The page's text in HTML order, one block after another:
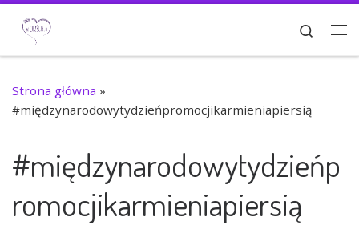
Przejdź do treści
Search
Strona główna »
#międzynarodowytydzieńpromocjikarmieniapiersią
#międzynarodowytydzieńp
romocjikarmieniapiersią